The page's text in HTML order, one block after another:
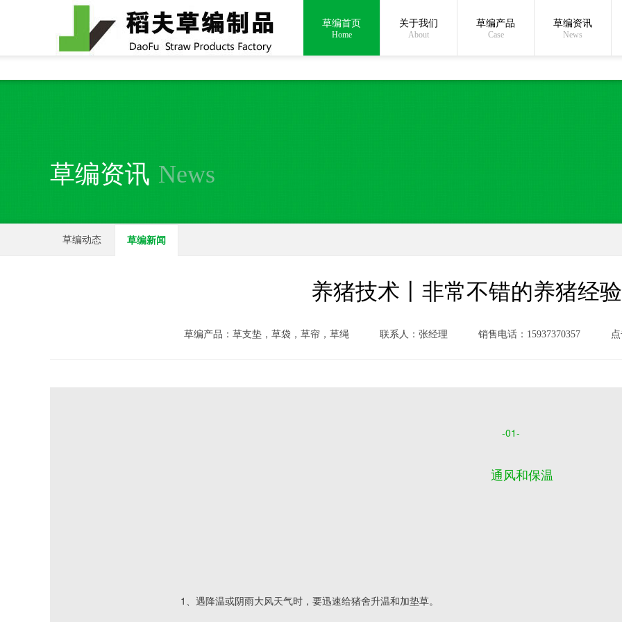
全国统一24小时销售电话：15937370357 在线沟通:
草编首页
Home
关于我们
About
草编产品
Case
草编资讯
News
草编资讯 News
草编动态 草编新闻
养猪技术丨非常不错的养猪经验
草编产品：草支垫，草袋，草帘，草绳 联系人：张经理 销售电话：15937370357 点
-01-
通风和保温
					1、遇降温或阴雨大风天气时，要迅速给猪舍升温和加垫草。